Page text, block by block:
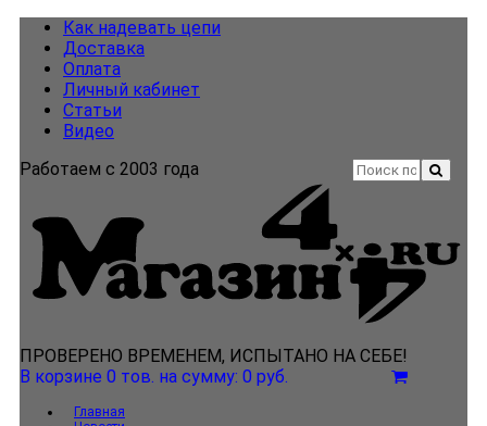
Как надевать цепи
Доставка
Оплата
Личный кабинет
Статьи
Видео
Работаем с 2003 года
ПРОВЕРЕНО ВРЕМЕНЕМ, ИСПЫТАНО НА СЕБЕ!
В корзине 0 тов. на сумму: 0 руб.
Главная